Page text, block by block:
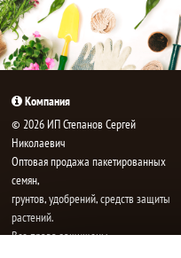
Компания
© 2026 ИП Степанов Сергей
Николаевич
Oптовая продажа пакетированных
семян,
грунтов, удобрений, средств защиты
растений.
Все права защищены.